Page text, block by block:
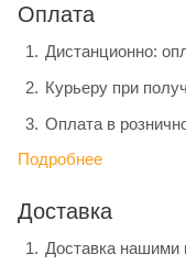
Оплата
Дистанционно:
Курьеру при
Оплата в
Подробнее
Доставка
Доставка нашими